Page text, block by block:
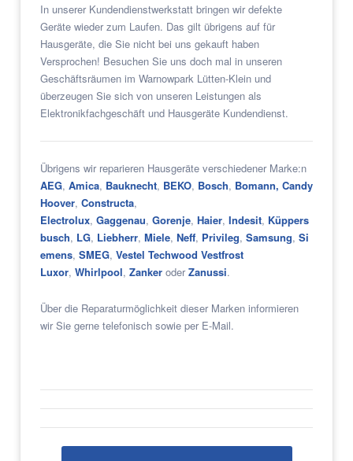
In unserer Kundendienstwerkstatt bringen wir defekte
Geräte wieder zum Laufen. Das gilt übrigens auf für
Hausgeräte, die Sie nicht bei uns gekauft haben
Versprochen! Besuchen Sie uns doch mal in unseren
Geschäftsräumen im Warnowpark Lütten-Klein und
überzeugen Sie sich von unseren Leistungen als
Elektronikfachgeschäft und Hausgeräte Kundendienst.
Übrigens wir reparieren Hausgeräte verschiedener Marke:n
AEG, Amica, Bauknecht, BEKO, Bosch, Bomann, Candy
Hoover, Constructa,
Electrolux, Gaggenau, Gorenje, Haier, Indesit, Küppers
busch, LG, Liebherr, Miele, Neff, Privileg, Samsung, Si
emens, SMEG, Vestel Techwood Vestfrost
Luxor, Whirlpool, Zanker oderZanussi.
Über die Reparaturmöglichkeit dieser Marken informieren
wir Sie gerne telefonisch sowie per E-Mail.